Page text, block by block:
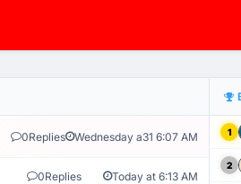
HỆ THỐNG GIÁM SÁT TỰ
0Replies Wednesday a31 6:07 AM
0Replies Today at 6:13 AM
1
2